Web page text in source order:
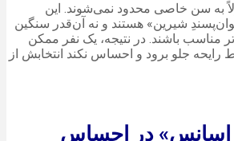
به سن خاصی محدود نمی‌شوند. این
شیرین» هستند و نه آن‌قدر سنگین
مناسب باشند. در نتیجه، یک نفر ممکن
جلو برود و احساس نکند انتخابش از
اسانس» در احساس